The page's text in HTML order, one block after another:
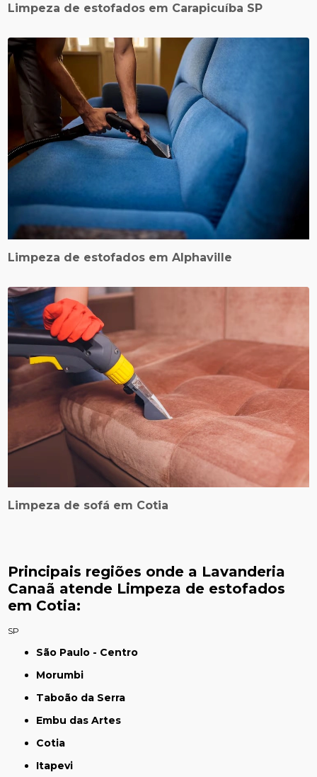
Limpeza de estofados em Carapicuíba SP
Limpeza de estofados em Alphaville
Limpeza de sofá em Cotia
Principais regiões onde a Lavanderia
Canaã atende Limpeza de estofados
em Cotia:
SP
São Paulo - Centro
Morumbi
Taboão da Serra
Embu das Artes
Cotia
Itapevi